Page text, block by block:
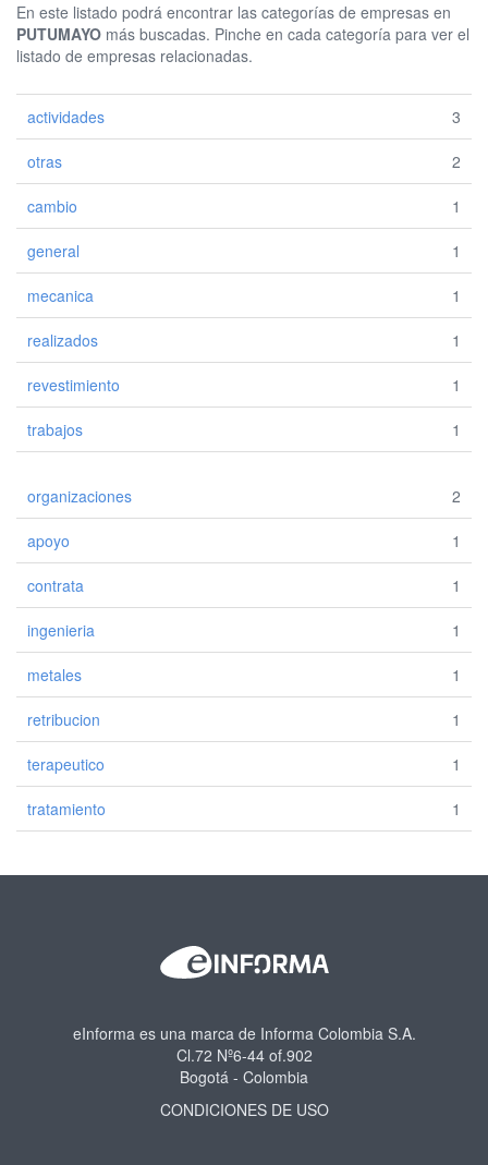
En este listado podrá encontrar las categorías de empresas en
PUTUMAYO más buscadas. Pinche en cada categoría para ver el
listado de empresas relacionadas.
actividades 3
otras 2
cambio 1
general 1
mecanica 1
realizados 1
revestimiento 1
trabajos 1
organizaciones 2
apoyo 1
contrata 1
ingenieria 1
metales 1
retribucion 1
terapeutico 1
tratamiento 1
eInforma es una marca de Informa Colombia S.A.
Cl.72 Nº6-44 of.902
Bogotá - Colombia
CONDICIONES DE USO